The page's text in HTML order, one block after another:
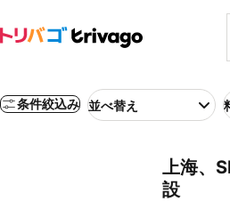
条件絞込み 並べ替え
上海、
設